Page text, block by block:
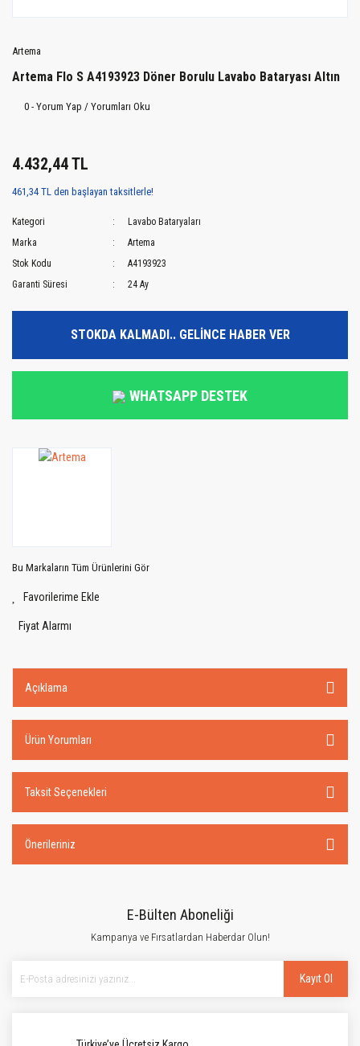
Artema
Artema Flo S A4193923 Döner Borulu Lavabo Bataryası Altın
0 - Yorum Yap / Yorumları Oku
4.432,44 TL
461,34 TL den başlayan taksitlerle!
Kategori
Lavabo Bataryaları
Marka
Artema
Stok Kodu
A4193923
Garanti Süresi
24 Ay
STOKDA KALMADI.. GELİNCE HABER VER
WHATSAPP DESTEK
Bu Markaların Tüm Ürünlerini Gör
Fiyat Alarmı
Açıklama
Ürün Yorumları
Taksit Seçenekleri
Önerileriniz
E-Bülten Aboneliği
Kampanya ve Fırsatlardan Haberdar Olun!
Kayıt Ol